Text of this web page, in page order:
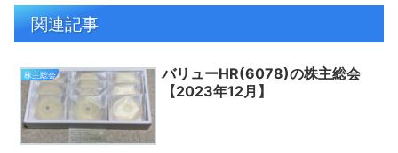
関連記事
株主総会
バリューHR(6078)の株主総会
【2023年12月】